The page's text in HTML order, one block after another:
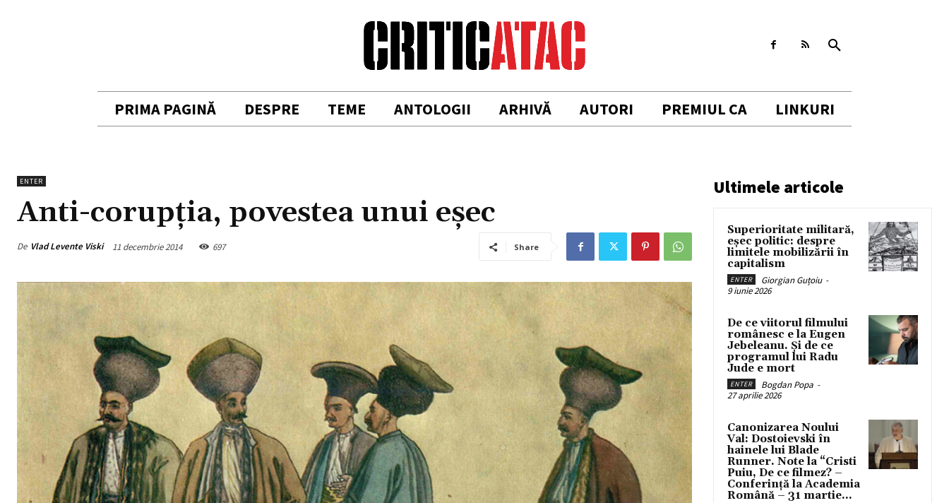
PRIMA PAGINĂ DESPRE TEME ANTOLOGII ARHIVĂ AUTORI PREMIUL CA LINKURI
ENTER
Anti-corupţia, povestea unui eşec
De Vlad Levente Viski 11 decembrie 2014 697 Share
Ultimele articole
Superioritate militară,
eșec politic: despre
limitele mobilizării în
capitalism
ENTER Giorgian Guțoiu -
9 iunie 2026
De ce viitorul filmului
românesc e la Eugen
Jebeleanu. Și de ce
programul lui Radu
Jude e mort
ENTER Bogdan Popa -
27 aprilie 2026
Canonizarea Noului
Val: Dostoievski în
hainele lui Blade
Runner. Note la “Cristi
Puiu, De ce filmez? –
Conferință la Academia
Română – 31 martie...